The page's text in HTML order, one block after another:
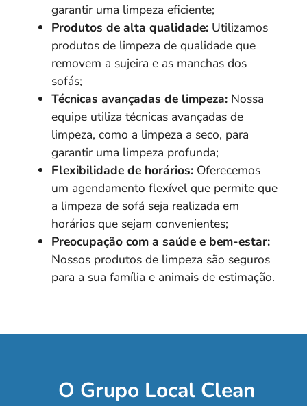
garantir uma limpeza eficiente;
Produtos de alta qualidade: Utilizamos
produtos de limpeza de qualidade que
removem a sujeira e as manchas dos
sofás;
Técnicas avançadas de limpeza: Nossa
equipe utiliza técnicas avançadas de
limpeza, como a limpeza a seco, para
garantir uma limpeza profunda;
Flexibilidade de horários: Oferecemos
um agendamento flexível que permite que
a limpeza de sofá seja realizada em
horários que sejam convenientes;
Preocupação com a saúde e bem-estar:
Nossos produtos de limpeza são seguros
para a sua família e animais de estimação.
O Grupo Local Clean